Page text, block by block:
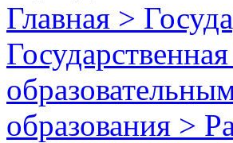
Главная >
образования >